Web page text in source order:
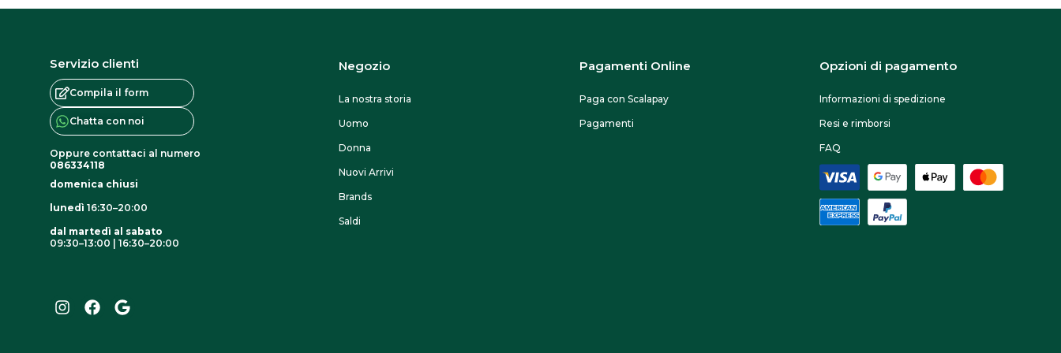
Servizio clienti
Compila il form
Chatta con noi
Oppure contattaci al numero
086334118
domenica chiusi
lunedì16:30–20:00
dal martedì al sabato
09:30–13:00 | 16:30–20:00
t
e
g
Negozio
La nostra storia
Uomo
Donna
Nuovi Arrivi
Brands
Saldi
Pagamenti Online
Paga con Scalapay
Pagamenti
Opzioni di pagamento
Informazioni di spedizione
Resi e rimborsi
FAQ